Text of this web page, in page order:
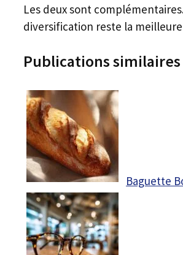
Les deux sont
diversification reste la
Publications similaires
Baguette